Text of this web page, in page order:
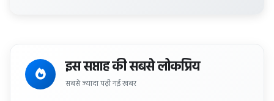
इस सप्ताह की सबसे लोकप्रिय
सबसे ज्यादा पढ़ी गई खबर